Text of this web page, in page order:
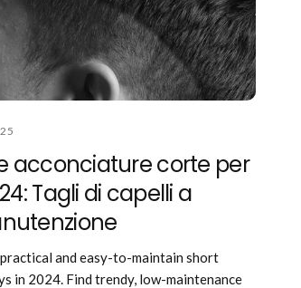
acconciature corte per
Tagli di capelli a
and easy-to-maintain short
in 2024. Find trendy, low-maintenance